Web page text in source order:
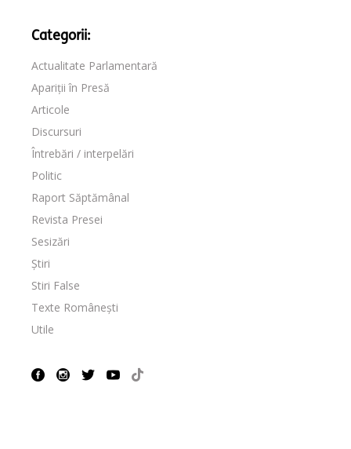
Categorii:
Actualitate Parlamentară
Apariții în Presă
Articole
Discursuri
Întrebări / interpelări
Politic
Raport Săptămânal
Revista Presei
Sesizări
Știri
Stiri False
Texte Românești
Utile